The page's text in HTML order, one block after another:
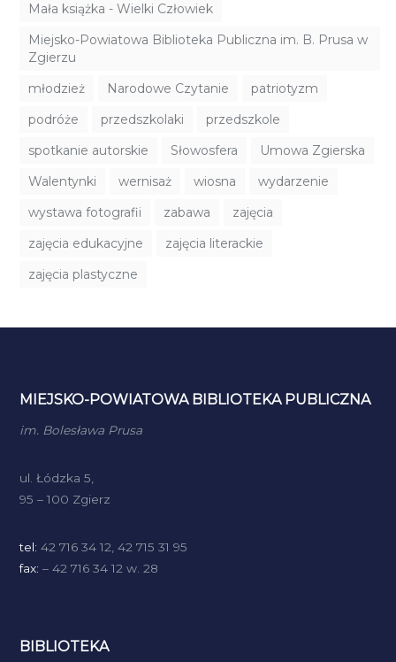
Mała książka - Wielki Człowiek
Miejsko-Powiatowa Biblioteka Publiczna im. B. Prusa w
Zgierzu
młodzież
Narodowe Czytanie
patriotyzm
podróże
przedszkolaki
przedszkole
spotkanie autorskie
Słowosfera
Umowa Zgierska
Walentynki
wernisaż wiosna
wydarzenie
wystawa fotografii
zabawa
zajęcia
zajęcia edukacyjne
zajęcia literackie
zajęcia plastyczne
MIEJSKO-POWIATOWA BIBLIOTEKA PUBLICZNA
im. Bolesława Prusa
ul. Łódzka 5,
95 – 100 Zgierz
tel: 42 716 34 12, 42 715 31 95
fax: – 42 716 34 12 w. 28
BIBLIOTEKA